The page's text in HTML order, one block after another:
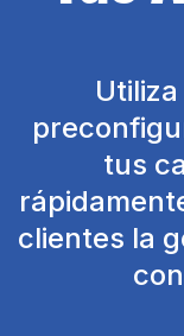
tus
clientes la